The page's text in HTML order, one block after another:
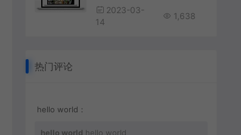
2023-03-
14
1,638
热门评论
hello world：
hello world hello world